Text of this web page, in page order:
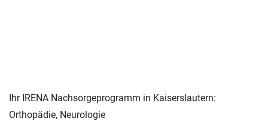
Ihr IRENA Nachsorgeprogramm in Kaiserslautern:
Orthopädie, Neurologie